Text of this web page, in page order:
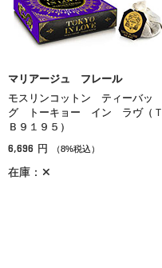
マリアージュ フレール
モスリンコットン ティーバッ
グ トーキョー イン ラヴ（Ｔ
Ｂ９１９５）
6,696 円 （8%税込）
在庫：✕